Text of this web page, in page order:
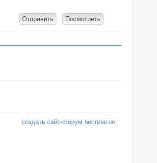
создать сайт-форум бесплатно